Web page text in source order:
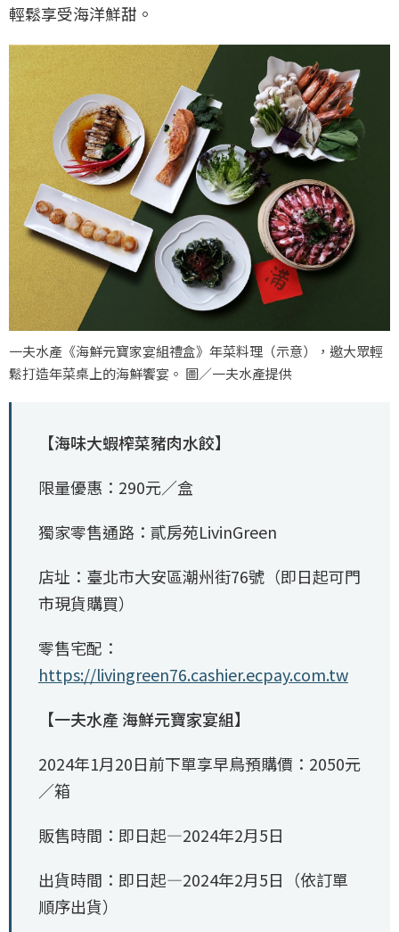
輕鬆享受海洋鮮甜。
一夫水產《海鮮元寶家宴組禮盒》年菜料理（示意），邀大眾輕
鬆打造年菜桌上的海鮮饗宴。 圖／一夫水產提供
【海味大蝦榨菜豬肉水餃】
限量優惠：290元／盒
獨家零售通路：貳房苑LivinGreen
店址：臺北市大安區潮州街76號（即日起可門
市現貨購買）
零售宅配：
https://livingreen76.cashier.ecpay.com.tw
【一夫水產 海鮮元寶家宴組】
2024年1月20日前下單享早鳥預購價：2050元
／箱
販售時間：即日起—2024年2月5日
出貨時間：即日起—2024年2月5日（依訂單
順序出貨）